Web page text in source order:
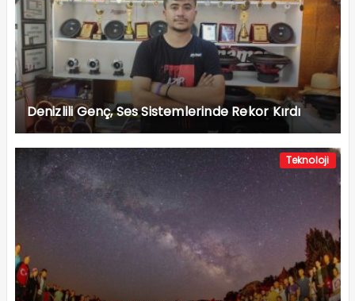
Denizlili Genç, Ses Sistemlerinde Rekor Kırdı
Teknoloji